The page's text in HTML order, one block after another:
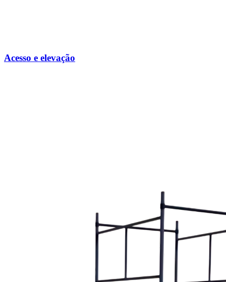
Acesso e elevação